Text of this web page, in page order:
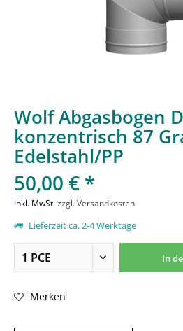
Wolf Abgasbogen
konzentrisch 87
Edelstahl/PP
50,00 € *
inkl. MwSt.zzgl. Versandkosten
Lieferzeit ca. 2-4 Werktage
In
Merken